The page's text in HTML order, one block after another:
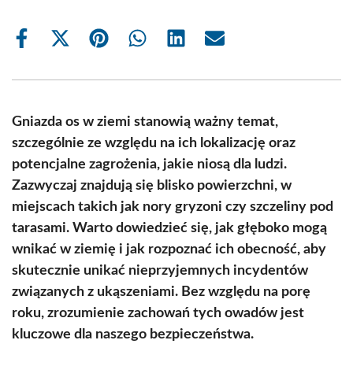
Share
Share
(Twitter)
Share Share Share Share
Gniazda os w ziemi stanowią ważny temat,
szczególnie ze względu na ich lokalizację oraz
potencjalne zagrożenia, jakie niosą dla ludzi.
Zazwyczaj znajdują się blisko powierzchni, w
miejscach takich jak nory gryzoni czy szczeliny pod
tarasami. Warto dowiedzieć się, jak głęboko mogą
wnikać w ziemię i jak rozpoznać ich obecność, aby
skutecznie unikać nieprzyjemnych incydentów
związanych z ukąszeniami. Bez względu na porę
roku, zrozumienie zachowań tych owadów jest
kluczowe dla naszego bezpieczeństwa.